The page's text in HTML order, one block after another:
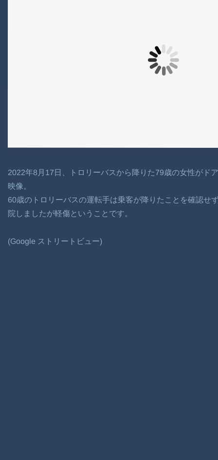
2022年8月17日、トロリーバスから降りた79歳の女性がド
映像。
60歳のトロリーバスの運転手は乗客が降りたことを確認せ
院しましたが軽傷ということです。
(Google ストリートビュー)